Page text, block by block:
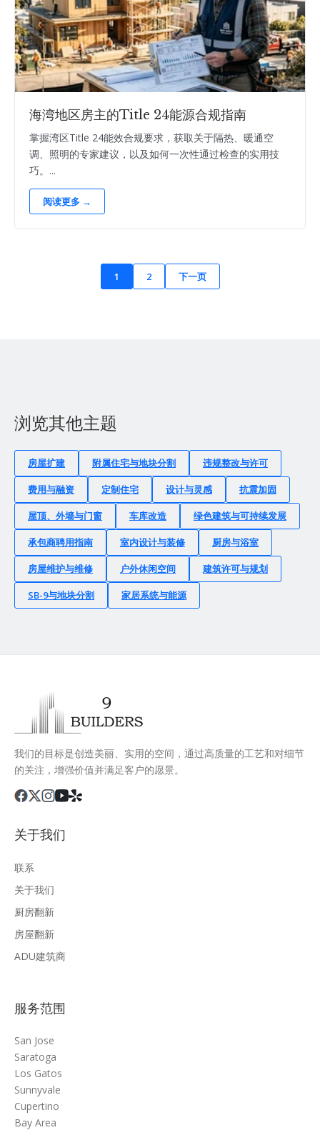
海湾地区房主的Title 24能源合规指南
掌握湾区Title 24能效合规要求，获取关于隔热、暖通空
调、照明的专家建议，以及如何一次性通过检查的实用技
巧。...
阅读更多 →
1 2 下一页
浏览其他主题
房屋扩建 附属住宅与地块分割 违规整改与许可
费用与融资 定制住宅 设计与灵感 抗震加固
屋顶、外墙与门窗 车库改造 绿色建筑与可持续发展
承包商聘用指南 室内设计与装修 厨房与浴室
房屋维护与维修 户外休闲空间 建筑许可与规划
SB-9与地块分割 家居系统与能源
我们的目标是创造美丽、实用的空间，通过高质量的工艺和对细节
的关注，增强价值并满足客户的愿景。
关于我们
联系
关于我们
厨房翻新
房屋翻新
ADU建筑商
服务范围
San Jose
Saratoga
Los Gatos
Sunnyvale
Cupertino
Bay Area